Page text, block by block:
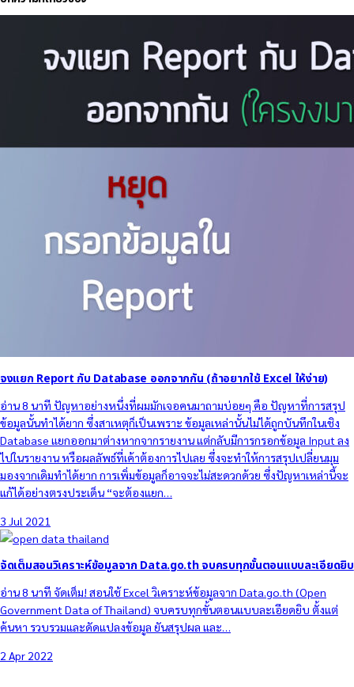
จงแยก Report กับ Database ออกจากกัน (ถ้าอยากใช้ Excel ให้ง่าย)
อ่าน 8 นาที ปัญหาอย่างหนึ่งที่ผมมักเจอคนมาถามบ่อยๆ คือ ปัญหาที่การสรุป
ข้อมูลนั้นทำได้ยาก ซึ่งสาเหตุก็เป็นเพราะ ข้อมูลเหล่านั้นไม่ได้ถูกบันทึกในเชิง
Database แยกออกมาต่างหากจากรายงาน แต่กลับมีการกรอกข้อมูล Input ลง
ไปในรายงาน หรือผลลัพธ์ที่เค้าต้องการไปเลย ซึ่งจะทำให้การสรุปเปลี่ยนมุม
มองจากเดิมทำได้ยาก การเพิ่มข้อมูลก็อาจจะไม่สะดวกด้วย ซึ่งปัญหาเหล่านี้จะ
แก้ได้อย่างตรงประเด็น “จะต้องแยก…
3 Jul 2021
จัดเต็มสอนวิเคราะห์ข้อมูลจาก Data.go.th จบครบทุกขั้นตอนแบบละเอียดยิบ
อ่าน 8 นาที จัดเต็ม! สอนใช้ Excel วิเคราะห์ข้อมูลจาก Data.go.th (Open
Government Data of Thailand) จบครบทุกขั้นตอนแบบละเอียดยิบ ตั้งแต่
ค้นหา รวบรวมและดัดแปลงข้อมูล ยันสรุปผล และ…
2 Apr 2022